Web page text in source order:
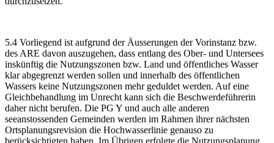
5.4 Vorliegend ist aufgrund der Äusserungen der Vorinstanz bzw.
des ARE davon auszugehen, dass entlang des Ober- und Untersees
inskünftig die Nutzungszonen bzw. Land und öffentliches Wasser
klar abgegrenzt werden sollen und innerhalb des öffentlichen
Wassers keine Nutzungszonen mehr geduldet werden. Auf eine
Gleichbehandlung im Unrecht kann sich die Beschwerdeführerin
daher nicht berufen. Die PG Y und auch alle anderen
seeanstossenden Gemeinden werden im Rahmen ihrer nächsten
Ortsplanungsrevision die Hochwasserlinie genauso zu